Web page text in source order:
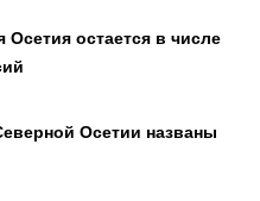
Осетия остается в числе
Осетии названы